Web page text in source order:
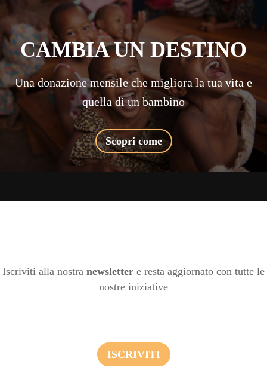
CAMBIA UN DESTINO
Una donazione mensile che migliora la tua vita e
quella di un bambino
Scopri come
Iscriviti alla nostra newsletter e resta aggiornato con tutte le
nostre iniziative
ISCRIVITI